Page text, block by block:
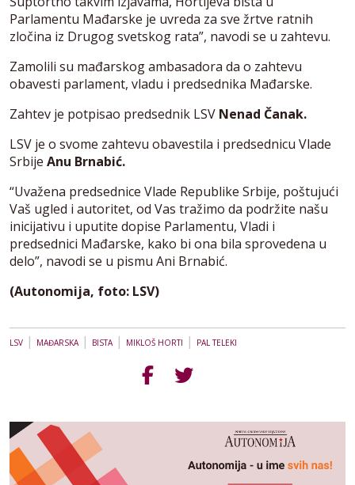
Parlamentu Mađarske je uvreda za sve žrtve ratnih
zločina iz Drugog svetskog rata”, navodi se u zahtevu.
Zamolili su mađarskog ambasadora da o zahtevu
obavesti parlament, vladu i predsednika Mađarske.
Zahtev je potpisao predsednik LSV Nenad Čanak.
LSV je o svome zahtevu obavestila i predsednicu Vlade
Srbije Anu Brnabić.
“Uvažena predsednice Vlade Republike Srbije, poštujući
Vaš ugled i autoritet, od Vas tražimo da podržite našu
inicijativu i uputite dopise Parlamentu, Vladi i
predsednici Mađarske, kako bi ona bila sprovedena u
delo”, navodi se u pismu Ani Brnabić.
(Autonomija, foto: LSV)
LSV | MAĐARSKA| BISTA| MIKLOŠ HORTI | PAL TELEKI